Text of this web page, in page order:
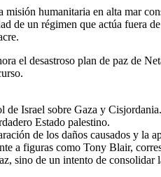
misión humanitaria en alta mar
de un régimen que actúa fuera
el desastroso plan de paz de
de Israel sobre Gaza y Cisjordania.
Estado palestino.
de los daños causados y la
a figuras como Tony Blair,
sino de un intento de